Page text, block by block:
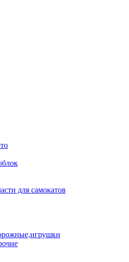
для самокатов